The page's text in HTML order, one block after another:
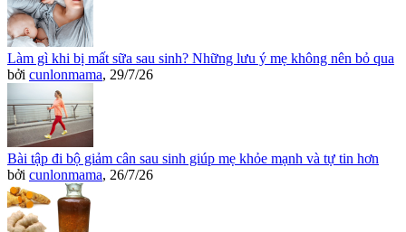
Làm gì khi bị mất sữa sau sinh? Những lưu ý mẹ không nên bỏ qua
bởi cunlonmama, 29/7/26
Bài tập đi bộ giảm cân sau sinh giúp mẹ khỏe mạnh và tự tin hơn
bởi cunlonmama, 26/7/26